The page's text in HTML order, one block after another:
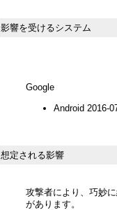
影響を受けるシステム
Google
Android 2016-
想定される影響
攻撃者により、巧妙
があります。